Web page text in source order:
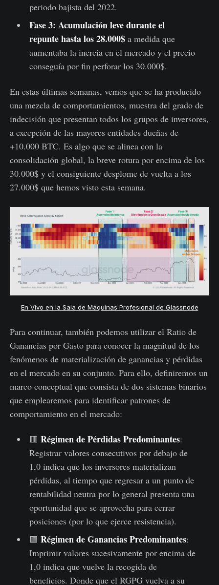
periodo bajista del 2022.
Fase 3: Acumulación leve durante el
repunte hasta los 28.000$a medida que
aumentaba la inercia en el mercado y el precio
conseguía por fin perforar los 30.000$.
En estas últimas semanas, vemos que se ha producido
una mezcla de comportamientos, muestra del grado de
indecisión que presentan todos los grupos de inversores,
a excepción de las mayores entidades dueñas de
+10.000 BTC. Es algo que se alinea con la
consolidación global, la breve rotura por encima de los
30.000$ y el consiguiente desplome de vuelta a los
27.000$ que hemos visto esta semana.
En Vivo en la Sala de Máquinas Profesional de Glassnode
Para continuar, también podemos utilizar el Ratio de
Ganancias por Gasto para conocer la magnitud de los
fenómenos de materialización de ganancias y pérdidas
en el mercado en su conjunto. Para ello, definiremos un
marco conceptual que consista de dos sistemas binarios
que emplearemos para identificar patrones de
comportamiento en el mercado:
🟥 Régimen de Pérdidas Predominantes:
Registrar valores consecutivos por debajo de
1,0 indica que los inversores materializan
pérdidas, al tiempo que regresar a un punto de
rentabilidad neutra por lo general presenta una
oportunidad que se aprovecha para cerrar
posiciones (por lo que ejerce resistencia).
🟩 Régimen de Ganancias Predominantes:
Imprimir valores sucesivamente por encima de
1,0 indica que vuelve la recogida de
beneficios. Donde que el RGPG vuelva a su